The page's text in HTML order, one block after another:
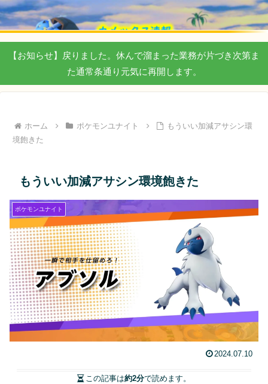
【お知らせ】戻りました。休んで溜まった業務が片づき次第ま
た通常条通り元気に再開します。
ホーム ポケモンユナイト
もういい加減アサシン環
境飽きた
もういい加減アサシン環境飽きた
ポケモンユナイト
2024.07.10
この記事は約2分で読めます。